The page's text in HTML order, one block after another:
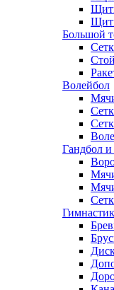
Большой
Волейбол
Гандбол